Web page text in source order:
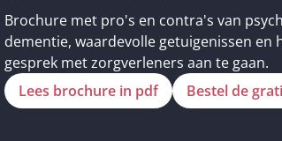
Brochure met pro's en contra's van
dementie, waardevolle getuigenissen en
gesprek met zorgverleners aan te gaan.
Lees brochure in pdf
Bestel de